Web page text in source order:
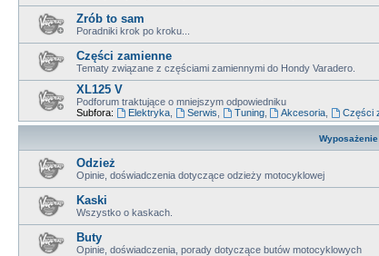
Zrób to sam
Poradniki krok po kroku...
Części zamienne
Tematy związane z częściami zamiennymi do Hondy Varadero.
XL125 V
Podforum traktujące o mniejszym odpowiedniku
Subfora:
Elektryka, Serwis Tuning, Akcesoria Części
Odzież
Opinie, doświadczenia dotyczące odzieży motocyklowej
Kaski
Wszystko o kaskach.
Buty
Opinie, doświadczenia, porady dotyczące butów motocyklowych